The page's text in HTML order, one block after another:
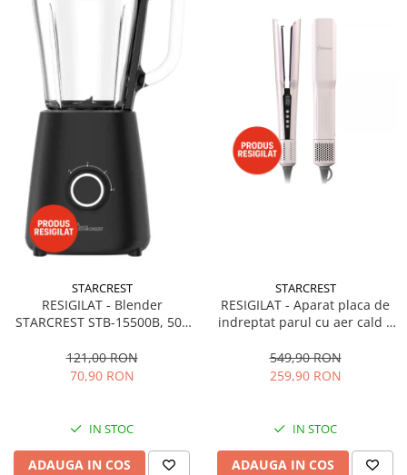
STARCREST
RESIGILAT - Blender
STARCREST STB-15500B, 500
Pulse, Negru
121,00 RON
70,90 RON
IN STOC
ADAUGA IN COS
STARCREST
RESIGILAT - Aparat placa de
indreptat parul cu aer cald 2
1300 W, Uscare si indreptare,
Afisaj LCD, Tehnologie cu ioni
549,90 RON
259,90 RON
IN STOC
ADAUGA IN COS